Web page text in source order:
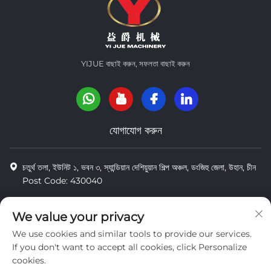
YIJUE বাছাই করুন, সফলতা বাছাই করুন
যোগাযোগ করুন
চতুর্থ তলা, ইউনিট ১, ভবন ৩, স্যান্ডিয়ান দেশিয়ুয়ান শিল্প অঞ্চল, ডংজিহু জেলা, উহান, চীন
Post Code: 430040
8618971664820
[email protected]
We value your privacy
We use cookies and similar tools to provide our services.
If you don't want to accept all cookies, click Personalize
cookies.